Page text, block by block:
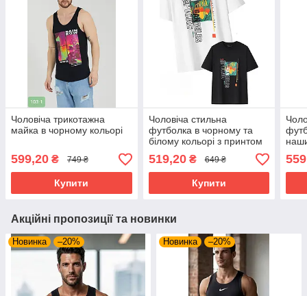
Чоловіча трикотажна
майка в чорному кольорі
599,20 ₴ 749 ₴
Купити
Чоловіча стильна
футболка в чорному та
білому кольорі з принтом
519,20₴ 649 ₴
Купити
Акційні пропозиції та новинки
Новинка –20% Новинка –20%